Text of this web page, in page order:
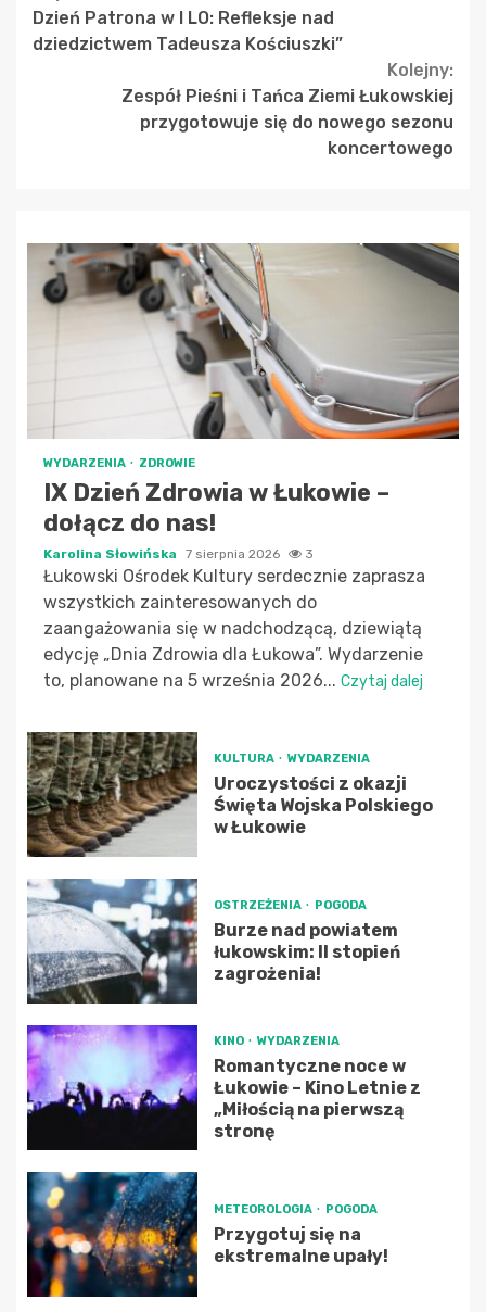
Reading
Dzień Patrona w I LO: Refleksje nad
dziedzictwem Tadeusza Kościuszki”
Kolejny:
Zespół Pieśni i Tańca Ziemi Łukowskiej
przygotowuje się do nowego sezonu
koncertowego
WYDARZENIA ZDROWIE
IX Dzień Zdrowia w Łukowie –
dołącz do nas!
Karolina Słowińska 7 sierpnia 2026 3
Łukowski Ośrodek Kultury serdecznie zaprasza
wszystkich zainteresowanych do
zaangażowania się w nadchodzącą, dziewiątą
edycję „Dnia Zdrowia dla Łukowa”. Wydarzenie
to, planowane na 5 września 2026... Czytaj dalej
KULTURA WYDARZENIA
Uroczystości z okazji
Święta Wojska Polskiego
w Łukowie
OSTRZEŻENIA POGODA
Burze nad powiatem
łukowskim: II stopień
zagrożenia!
KINO WYDARZENIA
Romantyczne noce w
Łukowie – Kino Letnie z
„Miłością na pierwszą
stronę
METEOROLOGIA POGODA
Przygotuj się na
ekstremalne upały!